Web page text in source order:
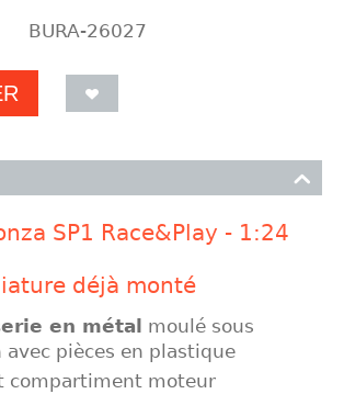
BURA-26027
SP1 Race&Play - 1:24
déjà monté
en métal
moulé sous
avec pièces en plastique
compartiment moteur